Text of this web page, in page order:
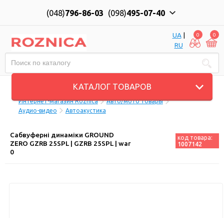
(048)796-86-03 (098)495-07-40
UA|
RU
0 0
КАТАЛОГ ТОВАРОВ
Интернет-магазин Roznica
Авто/мото товары
Аудио-видео
Автоакустика
Сабвуферні динаміки GROUND
ZERO GZRB 25SPL | GZRB 25SPL | war
0
код товара:
1007142